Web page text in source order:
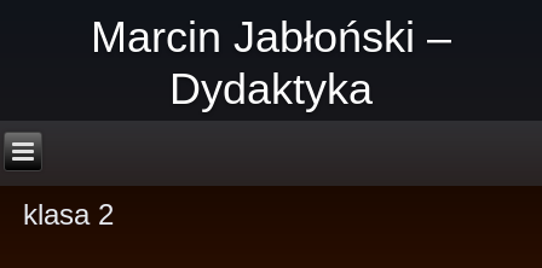
Marcin Jabłoński –
Dydaktyka
klasa 2